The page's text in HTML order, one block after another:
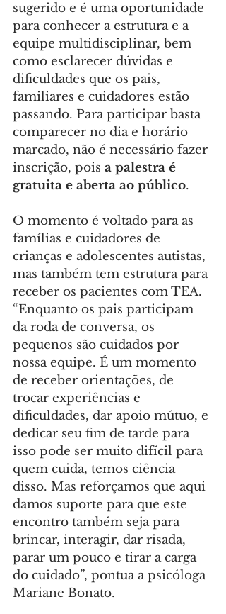
sugerido e é uma oportunidade
para conhecer a estrutura e a
equipe multidisciplinar, bem
como esclarecer dúvidas e
dificuldades que os pais,
familiares e cuidadores estão
passando. Para participar basta
comparecer no dia e horário
marcado, não é necessário fazer
inscrição, pois a palestra é
gratuita e aberta ao público.
O momento é voltado para as
famílias e cuidadores de
crianças e adolescentes autistas,
mas também tem estrutura para
receber os pacientes com TEA.
“Enquanto os pais participam
da roda de conversa, os
pequenos são cuidados por
nossa equipe. É um momento
de receber orientações, de
trocar experiências e
dificuldades, dar apoio mútuo, e
dedicar seu fim de tarde para
isso pode ser muito difícil para
quem cuida, temos ciência
disso. Mas reforçamos que aqui
damos suporte para que este
encontro também seja para
brincar, interagir, dar risada,
parar um pouco e tirar a carga
do cuidado”, pontua a psicóloga
Mariane Bonato.